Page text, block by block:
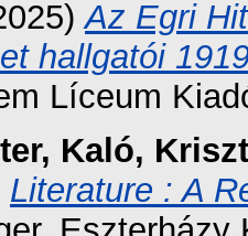
Az Egri
hallgatói
Líceum
, Kaló,
Literature : A